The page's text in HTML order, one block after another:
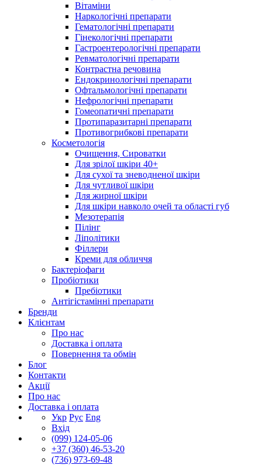
Вітаміни
Наркологічні препарати
Гематологічні препарати
Гінекологічні препарати
Гастроентерологічні препарати
Ревматологічні препарати
Контрастна речовина
Eндокринологічні препарати
Офтальмологічні препарати
Нефрологічні препарати
Гомеопатичні препарати
Протипаразитарні препарати
Противогрибкові препарати
Косметологія
Очищення, Сироватки
Для зрілої шкіри 40+
Для сухої та зневодненої шкіри
Для чутливої шкіри
Для жирної шкіри
Для шкіри навколо очей та області губ
Мезотерапія
Пілінг
Ліполітики
Філлери
Креми для обличчя
Бактеріофаги
Пробіотики
Пребіотики
Антігістамінні препарати
Бренди
Клієнтам
Про нас
Доставка і оплата
Повернення та обмін
Блог
Контакти
Акції
Про нас
Доставка і оплата
Укр Рус Eng
Вхід
(099) 124-05-06
+37 (360) 46-53-20
(736) 973-69-48